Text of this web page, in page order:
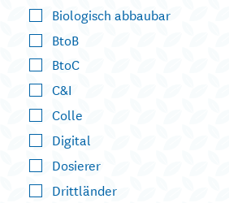
Biologisch abbaubar
BtoB
BtoC
C&I
Colle
Digital
Dosierer
Drittländer